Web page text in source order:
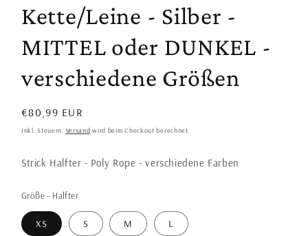
Kette/Leine - Silber -
MITTEL oder DUNKEL -
verschiedene Größen
Normaler
Preis
€80,99 EUR
Inkl. Steuern. Versand wird beim Checkout berechnet
Strick Halfter - Poly Rope - verschiedene Farben
Größe - Halfter
XS S M L